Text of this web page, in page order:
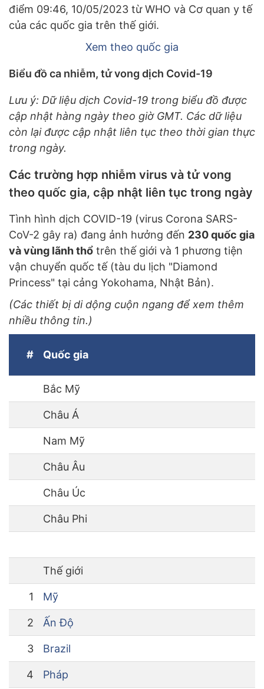
điểm 09:46, 10/05/2023 từ WHO và Cơ quan y tế
của các quốc gia trên thế giới.
Xem theo quốc gia
Biểu đồ ca nhiễm, tử vong dịch Covid-19
Lưu ý: Dữ liệu dịch Covid-19 trong biểu đồ được
cập nhật hàng ngày theo giờ GMT. Các dữ liệu
còn lại được cập nhật liên tục theo thời gian thực
trong ngày.
Các trường hợp nhiễm virus và tử vong
theo quốc gia, cập nhật liên tục trong ngày
Tình hình dịch COVID-19 (virus Corona SARS-
CoV-2 gây ra) đang ảnh hưởng đến 230 quốc gia
và vùng lãnh thổ trên thế giới và 1 phương tiện
vận chuyển quốc tế (tàu du lịch "Diamond
Princess" tại cảng Yokohama, Nhật Bản).
(Các thiết bị di dộng cuộn ngang để xem thêm
nhiều thông tin.)
# Quốc gia
Bắc Mỹ
Châu Á
Nam Mỹ
Châu Âu
Châu Úc
Châu Phi
Thế giới
1 Mỹ
2 Ấn Độ
3 Brazil
4 Pháp